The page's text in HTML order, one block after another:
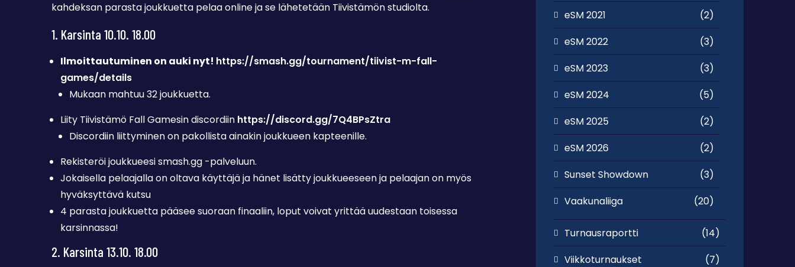
kahdeksan parasta joukkuetta pelaa online ja se lähetetään Tiivistämön studiolta.
1. Karsinta 10.10. 18.00
Ilmoittautuminen on auki nyt! https://smash.gg/tournament/tiivist-m-fall-
games/details
Mukaan mahtuu 32 joukkuetta.
Liity Tiivistämö Fall Gamesin discordiin https://discord.gg/7Q4BPsZtra
Discordiin liittyminen on pakollista ainakin joukkueen kapteenille.
Rekisteröi joukkueesi smash.gg -palveluun.
Jokaisella pelaajalla on oltava käyttäjä ja hänet lisätty joukkueeseen ja pelaajan on myös
hyväksyttävä kutsu
4 parasta joukkuetta pääsee suoraan finaaliin, loput voivat yrittää uudestaan toisessa
karsinnassa!
2. Karsinta 13.10. 18.00
eSM 2021
(2)
eSM 2022
(3)
eSM 2023
(3)
eSM 2024
(5)
eSM 2025
(2)
eSM 2026
(2)
Sunset Showdown
(3)
Vaakunaliiga
(20)
Turnausraportti
(14)
Viikkoturnaukset
(7)